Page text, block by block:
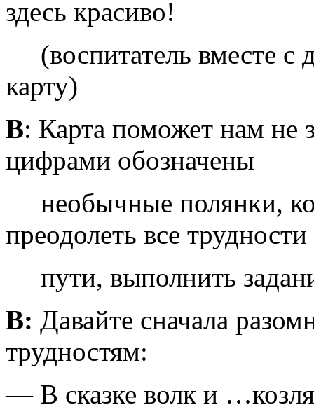
здесь красиво!
(воспитатель вместе с
карту)
В: Карта поможет нам не
цифрами обозначены
необычные полянки,
преодолеть все трудности
пути, выполнить
В: Давайте сначала
трудностям:
— В сказке волк и